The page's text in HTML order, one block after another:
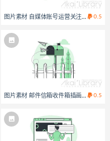
图片素材 自媒体账号运营关注增长插画
0.5
图片素材 邮件信箱收件箱插画扁平场景
0.5